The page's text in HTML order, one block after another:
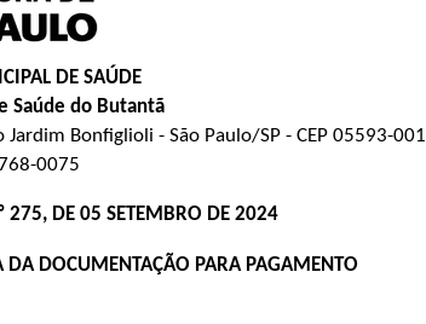
DE SAÚDE
Saúde do Butantã
Bonfiglioli - São Paulo/SP - CEP 05593-001
0075
275, DE 05 SETEMBRO DE 2024
DA DOCUMENTAÇÃO PARA PAGAMENTO